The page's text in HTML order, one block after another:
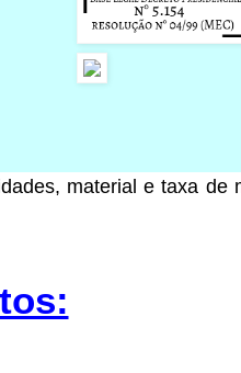
material e taxa de